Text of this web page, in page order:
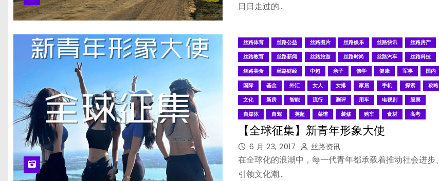
日日走过的…
丝路体育 丝路公益 丝路图片 丝路娱乐 丝路快讯
丝路房产
丝路教育
丝路新闻 丝路旅游 丝路时尚 丝路汽车
丝路科技
丝路美食
丝路财经 中超 亲子 佛学 健康 军事
国内
国际
基金 外汇 女人 女排 家居 手机 探索
攻略
文化
新房 智能 流行 测评 用车 电视剧
股票
自媒体
自驾 英超 菜谱 装修 购车 食材 高考
【全球征集】新青年形象大使
6 月 23, 2017 丝路资讯
在全球化的浪潮中，每一代青年都承载着推动社会进步、
引领文化潮…